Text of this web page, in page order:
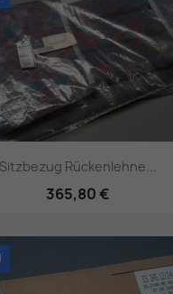
Sitzbezug Rückenlehne...
365,80 €